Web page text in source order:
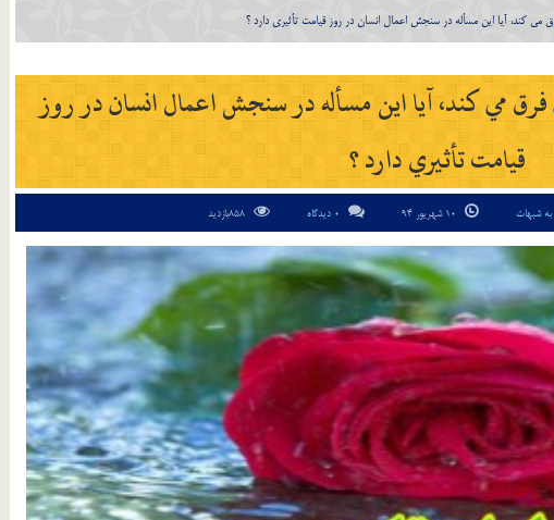
مي كند، آيا اين مسأله در سنجش اعمال انسان در روز قيامت تأثيري دارد ؟
مي كند، آيا اين مسأله در سنجش اعمال انسان در روز
قيامت تأثيري دارد ؟
به شبهات 0 دیدگاه